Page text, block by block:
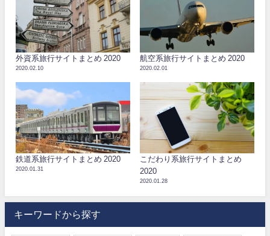
外資系旅行サイトまとめ 2020
2020.02.10
航空系旅行サイトまとめ 2020
2020.02.01
鉄道系旅行サイトまとめ 2020
2020.01.31
こだわり系旅行サイトまとめ
2020
2020.01.28
キーワードから探す